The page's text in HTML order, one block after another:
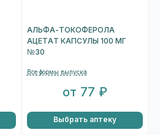
АЛЬФА-ТОКОФЕРОЛА
АЦЕТАТ КАПСУЛЫ 100 МГ
№30
Все формы выпуска
от 77 ₽
Выбрать аптеку